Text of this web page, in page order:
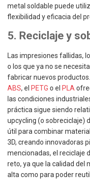
metal soldable puede
flexibilidad y eficacia del
5. Reciclaje y
Las impresiones fallidas,
o los que ya no se
fabricar nuevos
ABS, el PETG o el PLA
las condiciones
práctica sigue siendo
upcycling (o sobreciclaje)
útil para combinar
3D, creando innovadoras
mencionadas, el reciclaje
reto, ya que la calidad del
alta como para poder